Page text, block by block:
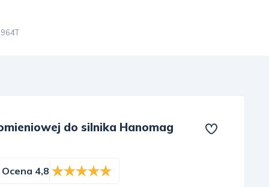
do silnika Hanomag
Ocena 4,8